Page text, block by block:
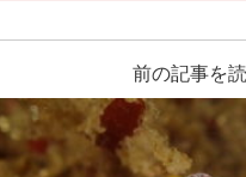
前の記事を